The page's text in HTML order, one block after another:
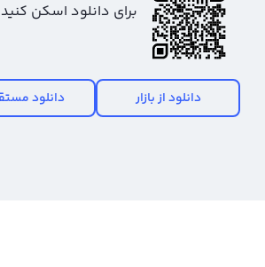
برای دانلود اسکن
دانلود از بازار دانلود